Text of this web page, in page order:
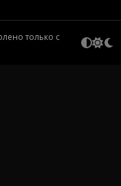
только с